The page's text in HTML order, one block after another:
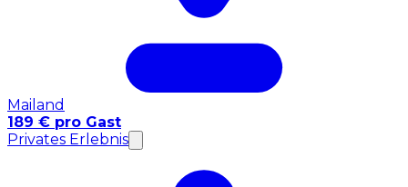
Mailand
189 € pro Gast
Privates Erlebnis